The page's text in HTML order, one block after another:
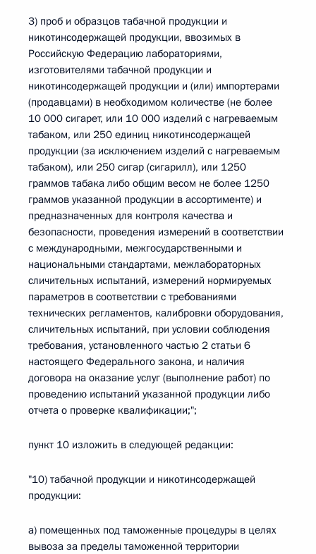
3) проб и образцов табачной продукции и
никотинсодержащей продукции, ввозимых в
Российскую Федерацию лабораториями,
изготовителями табачной продукции и
никотинсодержащей продукции и (или) импортерами
(продавцами) в необходимом количестве (не более
10 000 сигарет, или 10 000 изделий с нагреваемым
табаком, или 250 единиц никотинсодержащей
продукции (за исключением изделий с нагреваемым
табаком), или 250 сигар (сигарилл), или 1250
граммов табака либо общим весом не более 1250
граммов указанной продукции в ассортименте) и
предназначенных для контроля качества и
безопасности, проведения измерений в соответствии
с международными, межгосударственными и
национальными стандартами, межлабораторных
сличительных испытаний, измерений нормируемых
параметров в соответствии с требованиями
технических регламентов, калибровки оборудования,
сличительных испытаний, при условии соблюдения
требования, установленного частью 2 статьи 6
настоящего Федерального закона, и наличия
договора на оказание услуг (выполнение работ) по
проведению испытаний указанной продукции либо
отчета о проверке квалификации;";
пункт 10 изложить в следующей редакции:
"10) табачной продукции и никотинсодержащей
продукции:
а) помещенных под таможенные процедуры в целях
вывоза за пределы таможенной территории